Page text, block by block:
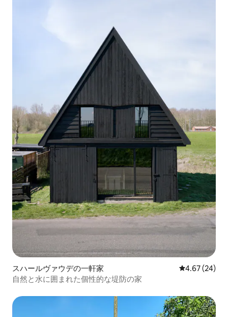
スハールヴァウデの一軒家 レビュー24
4.67 (24)
自然と水に囲まれた個性的な堤防の家